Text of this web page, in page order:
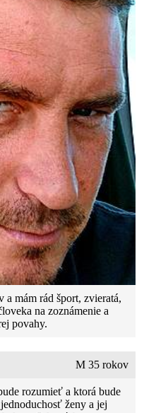
a mám rád šport, zvieratá,
na zoznámenie a
povahy.
M 35 rokov
rozumieť a ktorá bude
ženy a jej